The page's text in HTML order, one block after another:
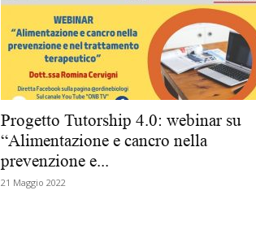
Progetto Tutorship 4.0: webinar su
“Alimentazione e cancro nella
prevenzione e...
21 Maggio 2022